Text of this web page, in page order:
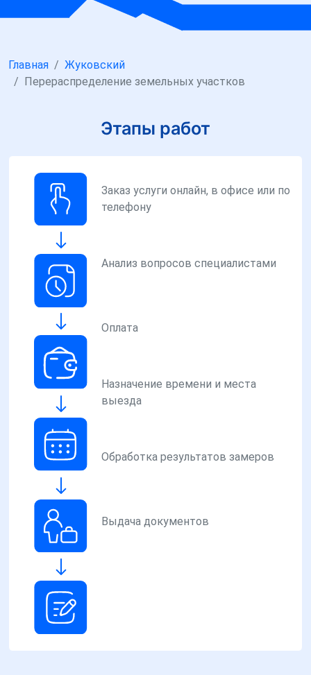
Главная
Жуковский
Перераспределение земельных участков
Этапы работ
Заказ услуги онлайн, в офисе или по
телефону
Анализ вопросов специалистами
Оплата
Назначение времени и места
выезда
Обработка результатов замеров
Выдача документов